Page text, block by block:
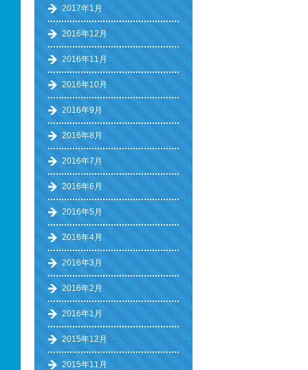
2017年1月
2016年12月
2016年11月
2016年10月
2016年9月
2016年8月
2016年7月
2016年6月
2016年5月
2016年4月
2016年3月
2016年2月
2016年1月
2015年12月
2015年11月